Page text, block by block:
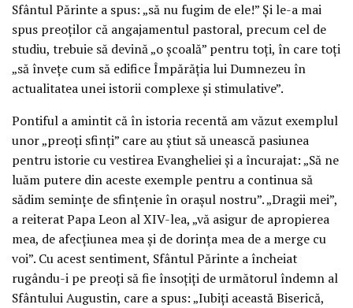
Sfântul Părinte a spus: „să nu fugim de ele!” Și le-a mai
spus preoților că angajamentul pastoral, precum cel de
studiu, trebuie să devină „o școală” pentru toți, în care toți
„să învețe cum să edifice Împărăția lui Dumnezeu în
actualitatea unei istorii complexe și stimulative”.
Pontiful a amintit că în istoria recentă am văzut exemplul
unor „preoți sfinți” care au știut să unească pasiunea
pentru istorie cu vestirea Evangheliei și a încurajat: „Să ne
luăm putere din aceste exemple pentru a continua să
sădim semințe de sfințenie în orașul nostru”. „Dragii mei”,
a reiterat Papa Leon al XIV-lea, „vă asigur de apropierea
mea, de afecțiunea mea și de dorința mea de a merge cu
voi”. Cu acest sentiment, Sfântul Părinte a încheiat
rugându-i pe preoți să fie însoțiți de următorul îndemn al
Sfântului Augustin, care a spus: „Iubiți această Biserică,